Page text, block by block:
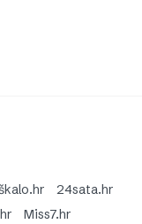
24sata.hr
Miss7.hr